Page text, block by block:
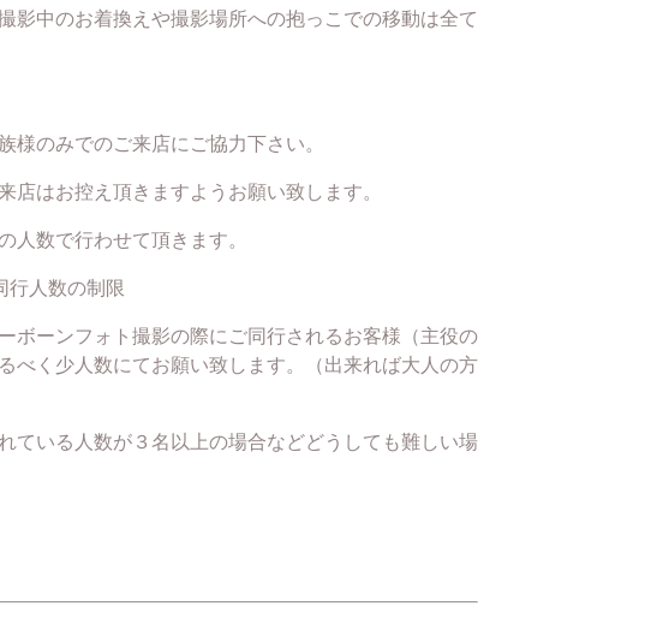
影中のお着換えや撮影場所への抱っこでの移動は全て
様のみでのご来店にご協力下さい。
店はお控え頂きますようお願い致します。
人数で行わせて頂きます。
行人数の制限
ボーンフォト撮影の際にご同行されるお客様（主役の
べく少人数にてお願い致します。（出来れば大人の方
ている人数が３名以上の場合などどうしても難しい場